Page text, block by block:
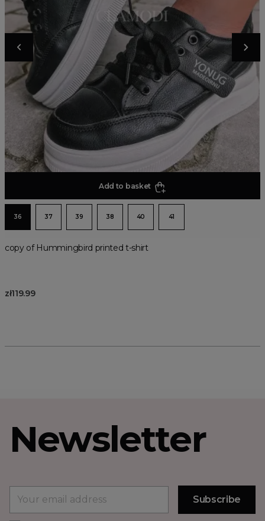
Add to basket
36 37 39 38 40 41
copy of Hummingbird printed t-shirt
zł119.99
Newsletter